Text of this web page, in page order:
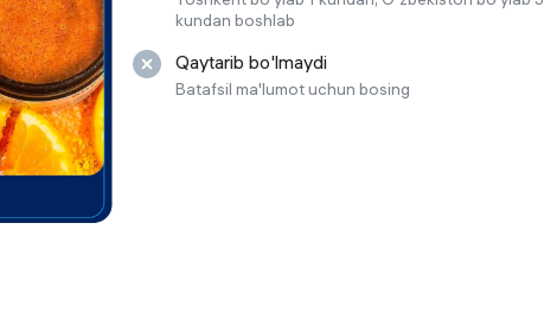
haqiqat ko'zoynaklarikundan boshlab
Qaytarib bo'lmaydi
Batafsil ma'lumot uchun bosing